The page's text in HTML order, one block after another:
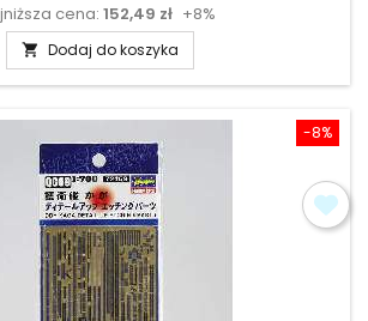
podstawowa
cena: 152,49 zł +8%
 Dodaj do koszyka
-8%